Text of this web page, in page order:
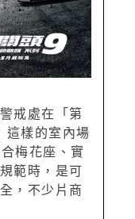
戒處在「第
這樣的室內場
梅花座、實
範時，是可
，不少片商